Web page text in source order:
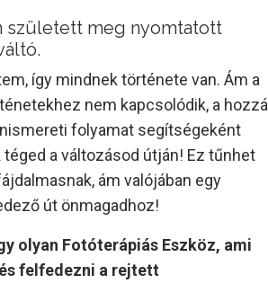
született meg nyomtatott
így mindnek története van. Ám a
nem kapcsolódik, a hozzá
folyamat segítségeként
a változásod útján! Ez tűnhet
ám valójában egy
út önmagadhoz!
olyan Fotóterápiás Eszköz, ami
felfedezni a rejtett